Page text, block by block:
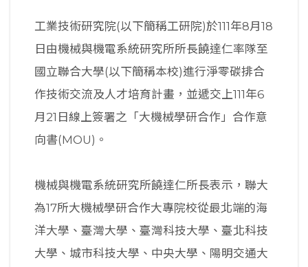
工業技術研究院(以下簡稱工研院)於111年8月18
日由機械與機電系統研究所所長饒達仁率隊至
國立聯合大學(以下簡稱本校)進行淨零碳排合
作技術交流及人才培育計畫，並遞交上111年6
月21日線上簽署之「大機械學研合作」合作意
向書(MOU)。
機械與機電系統研究所饒達仁所長表示，聯大
為17所大機械學研合作大專院校從最北端的海
洋大學、臺灣大學、臺灣科技大學、臺北科技
大學、城市科技大學、中央大學、陽明交通大